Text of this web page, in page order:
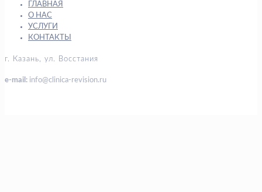
ГЛАВНАЯ
О НАС
УСЛУГИ
КОНТАКТЫ
г. Казань, ул. Восстания
e-mail: info@clinica-revision.ru